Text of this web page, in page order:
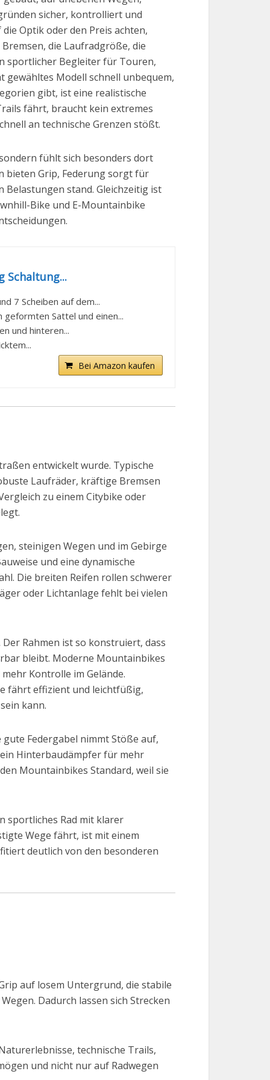
sicher, kontrolliert und
Optik oder den Preis achten,
die Laufradgröße, die
sportlicher Begleiter für Touren,
Modell schnell unbequem,
gibt, ist eine realistische
fährt, braucht kein extremes
an technische Grenzen stößt.
fühlt sich besonders dort
bieten Grip, Federung sorgt für
stand. Gleichzeitig ist
Bike und E-Mountainbike
Schaltung...
7 Scheiben auf dem...
geformten Sattel und einen...
und hinteren...
Bei Amazon kaufen
entwickelt wurde. Typische
Laufräder, kräftige Bremsen
zu einem Citybike oder
steinigen Wegen und im Gebirge
und eine dynamische
Die breiten Reifen rollen schwerer
oder Lichtanlage fehlt bei vielen
Rahmen ist so konstruiert, dass
bleibt. Moderne Mountainbikes
Kontrolle im Gelände.
fährt effizient und leichtfüßig,
kann.
Federgabel nimmt Stöße auf,
Hinterbaudämpfer für mehr
Mountainbikes Standard, weil sie
sportliches Rad mit klarer
Wege fährt, ist mit einem
deutlich von den besonderen
auf losem Untergrund, die stabile
Dadurch lassen sich Strecken
technische Trails,
und nicht nur auf Radwegen